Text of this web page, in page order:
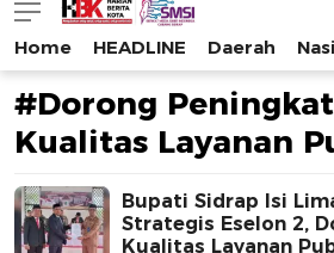
HarianBeritaKota
Mengabarkan Setiap Detil,
Home HEADLINE Daerah
#Dorong
Kualitas Layanan
Bupati Sidrap Isi
Strategis Eselon 2,
Kualitas Layanan